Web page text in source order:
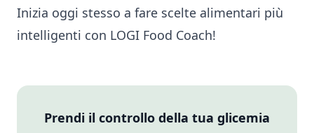
Inizia oggi stesso a fare scelte alimentari più
intelligenti con LOGI Food Coach!
Prendi il controllo della tua glicemia